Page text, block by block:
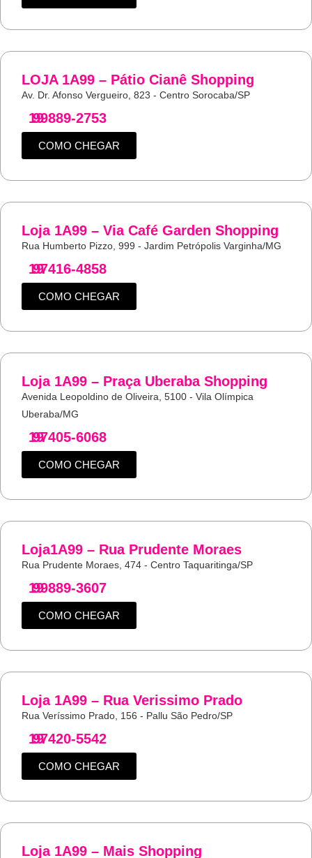
LOJA 1A99 – Pátio Cianê Shopping
Av. Dr. Afonso Vergueiro, 823 - Centro Sorocaba/SP
19
99889-2753
COMO CHEGAR
Loja 1A99 – Via Café Garden Shopping
Rua Humberto Pizzo, 999 - Jardim Petrópolis Varginha/MG
19
97416-4858
COMO CHEGAR
Loja 1A99 – Praça Uberaba Shopping
Avenida Leopoldino de Oliveira, 5100 - Vila Olímpica
Uberaba/MG
19
97405-6068
COMO CHEGAR
Loja1A99 – Rua Prudente Moraes
Rua Prudente Moraes, 474 - Centro Taquaritinga/SP
19
99889-3607
COMO CHEGAR
Loja 1A99 – Rua Verissimo Prado
Rua Veríssimo Prado, 156 - Pallu São Pedro/SP
19
97420-5542
COMO CHEGAR
Loja 1A99 – Mais Shopping